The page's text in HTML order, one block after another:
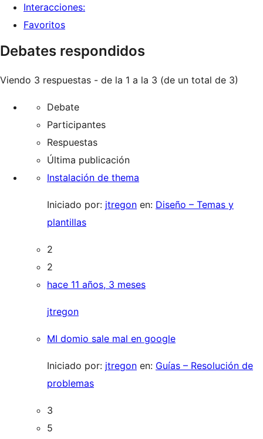
Interacciones:
Favoritos
Debates respondidos
Viendo 3 respuestas - de la 1 a la 3 (de un total de 3)
Debate
Participantes
Respuestas
Última publicación
Instalación de thema
Iniciado por: jtregon en: Diseño – Temas y
plantillas
2
2
hace 11 años, 3 meses
jtregon
MI domio sale mal en google
Iniciado por: jtregon en: Guías – Resolución de
problemas
3
5